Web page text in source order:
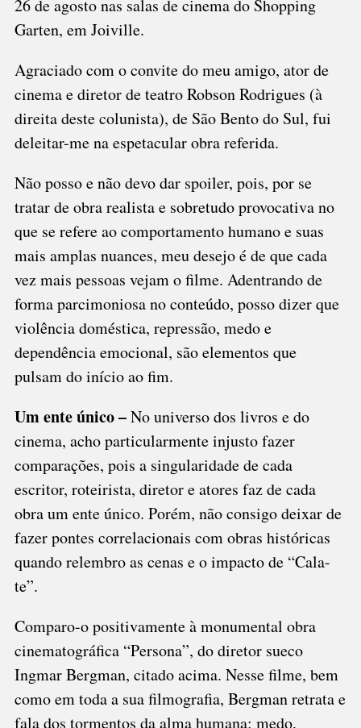
26 de agosto nas salas de cinema do Shopping
Garten, em Joiville.
Agraciado com o convite do meu amigo, ator de
cinema e diretor de teatro Robson Rodrigues (à
direita deste colunista), de São Bento do Sul, fui
deleitar-me na espetacular obra referida.
Não posso e não devo dar spoiler, pois, por se
tratar de obra realista e sobretudo provocativa no
que se refere ao comportamento humano e suas
mais amplas nuances, meu desejo é de que cada
vez mais pessoas vejam o filme. Adentrando de
forma parcimoniosa no conteúdo, posso dizer que
violência doméstica, repressão, medo e
dependência emocional, são elementos que
pulsam do início ao fim.
Um ente único –No universo dos livros e do
cinema, acho particularmente injusto fazer
comparações, pois a singularidade de cada
escritor, roteirista, diretor e atores faz de cada
obra um ente único. Porém, não consigo deixar de
fazer pontes correlacionais com obras históricas
quando relembro as cenas e o impacto de “Cala-
te”.
Comparo-o positivamente à monumental obra
cinematográfica “Persona”, do diretor sueco
Ingmar Bergman, citado acima. Nesse filme, bem
como em toda a sua filmografia, Bergman retrata e
fala dos tormentos da alma humana: medo,